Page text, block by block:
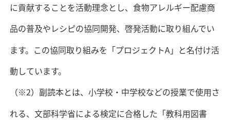
に貢献することを活動理念とし、食物アレルギー配慮商
品の普及やレシピの協同開発、啓発活動に取り組んでい
ます。この協同取り組みを「プロジェクトA」と名付け活
動しています。
（※2）副読本とは、小学校・中学校などの授業で使用さ
れる、文部科学省による検定に合格した「教科用図書